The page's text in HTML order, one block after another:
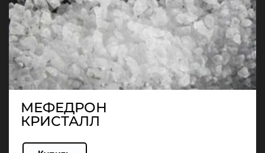
МЕФЕДРОН
КРИСТАЛЛ